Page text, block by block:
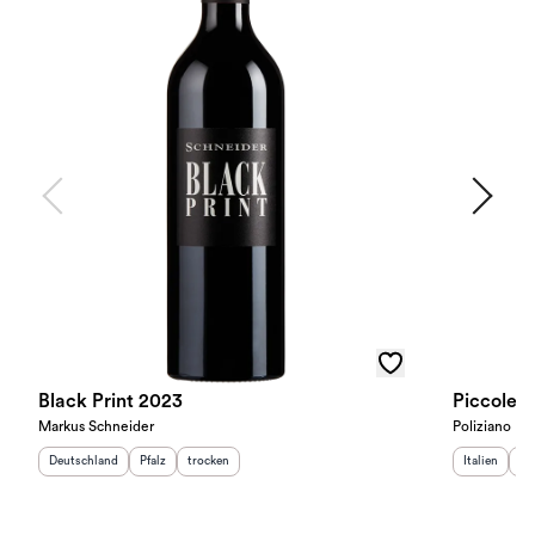
Black Print 2023
Markus Schneider
Herkunftsland
Deutschland Herkunftsregion
Pfalz Geschmack
trocken
Piccole
Poliziano
Italien